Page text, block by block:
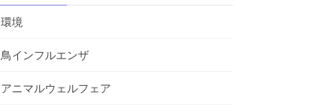
環境
鳥インフルエンザ
アニマルウェルフェア